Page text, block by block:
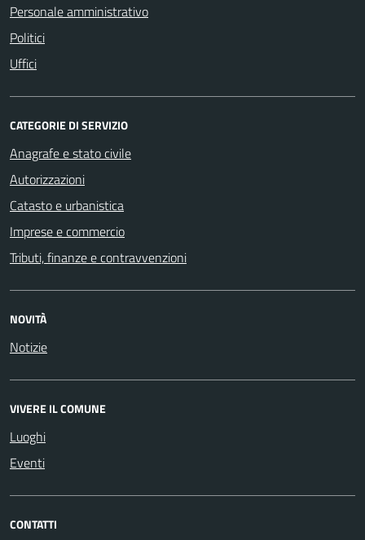
Personale amministrativo
Politici
Uffici
CATEGORIE DI SERVIZIO
Anagrafe e stato civile
Autorizzazioni
Catasto e urbanistica
Imprese e commercio
Tributi, finanze e contravvenzioni
NOVITÀ
Notizie
VIVERE IL COMUNE
Luoghi
Eventi
CONTATTI